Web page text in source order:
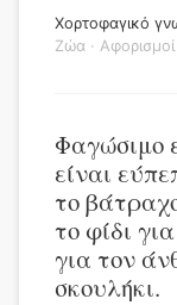
Χορτοφαγικό
Ζώα · Αφορισμοί
Φαγώσιμο
είναι
το
το φίδι
για τον
σκουλήκι.